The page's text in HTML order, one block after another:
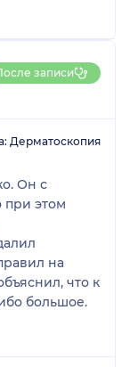
записи
Дерматоскопия
Он с
при этом
на
что к
большое.